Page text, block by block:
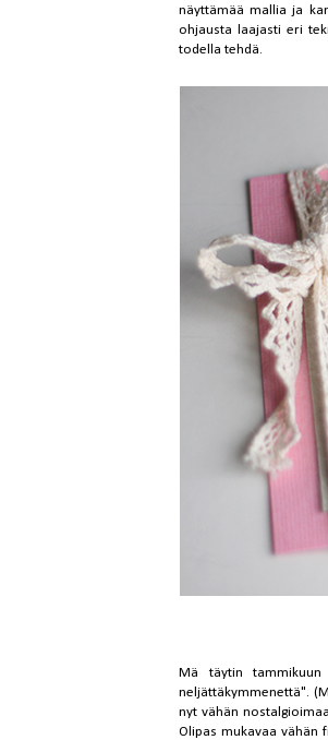
näyttämää mallia ja
ohjausta laajasti eri
todella tehdä.
Mä täytin
neljättäkymmenettä".
nyt vähän
Olipas mukavaa